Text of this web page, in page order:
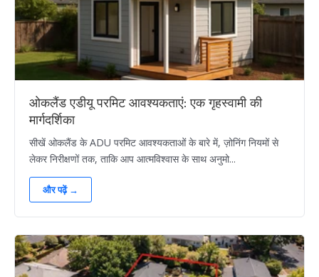
ओकलैंड एडीयू परमिट आवश्यकताएं: एक गृहस्वामी की
मार्गदर्शिका
सीखें ओकलैंड के ADU परमिट आवश्यकताओं के बारे में, ज़ोनिंग नियमों से
लेकर निरीक्षणों तक, ताकि आप आत्मविश्वास के साथ अनुमो...
और पढ़ें →